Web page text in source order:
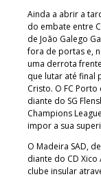
Ainda a abrir a
do embate entre
de João Galego
fora de portas e,
uma derrota
que lutar até final
Cristo. O FC
diante do SG
Champions
impor a sua
O Madeira SAD,
diante do CD
clube insular